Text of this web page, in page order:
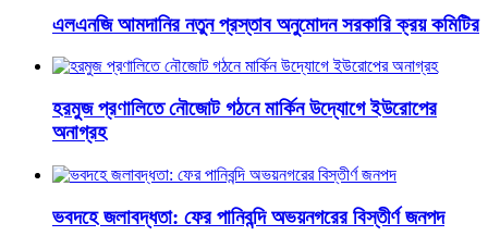
এলএনজি আমদানির নতুন প্রস্তাব অনুমোদন সরকারি ক্রয় কমিটির
হরমুজ প্রণালিতে নৌজোট গঠনে মার্কিন উদ্যোগে ইউরোপের
অনাগ্রহ
ভবদহে জলাবদ্ধতা: ফের পানিবন্দি অভয়নগরের বিস্তীর্ণ জনপদ